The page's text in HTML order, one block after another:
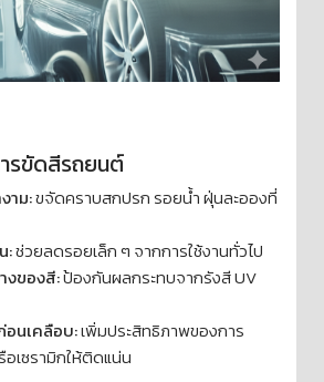
รขัดสีรถยนต์
าม:ขจัดคราบสกปรก รอยน้ำ ฝุ่นละอองที่
:ช่วยลดรอยเล็ก ๆ จากการใช้งานทั่วไป
งของสี:ป้องกันผลกระทบจากรังสี UV
นเคลือบ:เพิ่มประสิทธิภาพของการ
เซรามิกให้ติดแน่น